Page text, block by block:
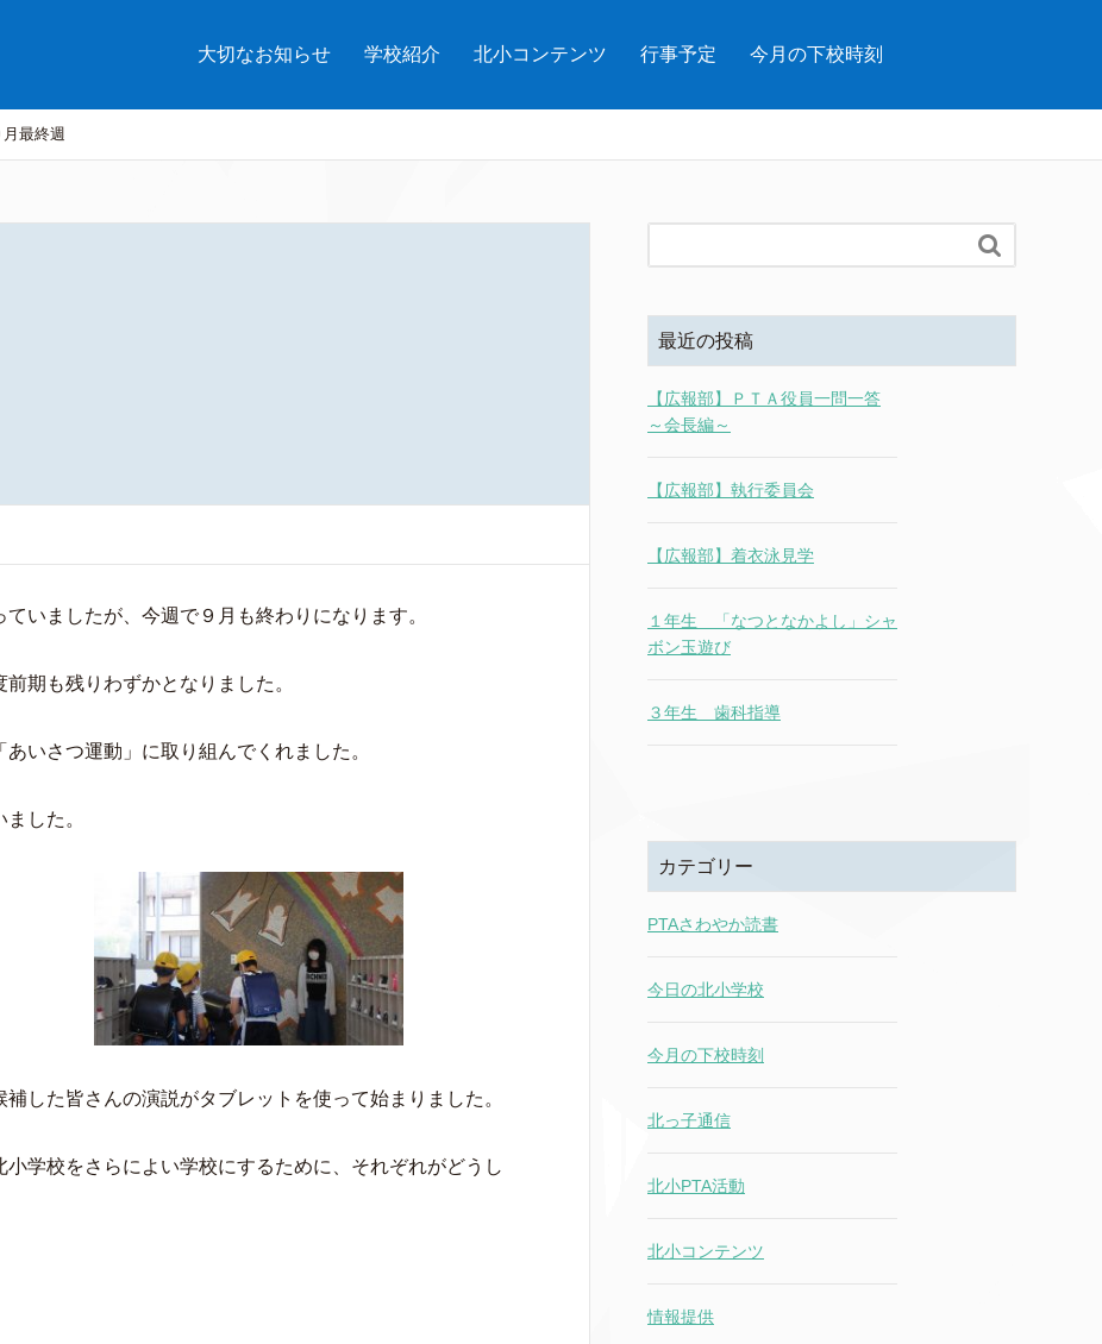
大切なお知らせ 学校紹介 北小コンテンツ 行事予定 今月の下校時刻
月最終週
いましたが、今週で９月も終わりになります。
期も残りわずかとなりました。
いさつ運動」に取り組んでくれました。
した。
した皆さんの演説がタブレットを使って始まりました。
学校をさらによい学校にするために、それぞれがどうし

最近の投稿
【広報部】ＰＴＡ役員一問一答
～会長編～
【広報部】執行委員会
【広報部】着衣泳見学
１年生 「なつとなかよし」シャ
ボン玉遊び
３年生 歯科指導
カテゴリー
PTAさわやか読書
今日の北小学校
今月の下校時刻
北っ子通信
北小PTA活動
北小コンテンツ
情報提供